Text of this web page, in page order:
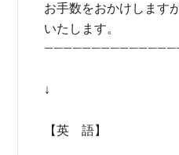
お手数をおかけします
いたします。
↓
【英 語】